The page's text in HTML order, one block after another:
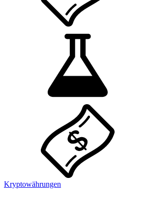
Kryptowährungen